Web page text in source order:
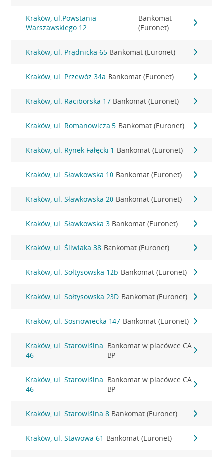
Kraków, ul.Powstania
Warszawskiego 12
Bankomat
(Euronet)
Kraków, ul. Prądnicka 65 Bankomat (Euronet)
Kraków, ul. Przewóz 34a Bankomat (Euronet)
Kraków, ul. Raciborska 17 Bankomat (Euronet)
Kraków, ul. Romanowicza 5 Bankomat (Euronet)
Kraków, ul. Rynek Fałęcki 1 Bankomat (Euronet)
Kraków, ul. Sławkowska 10 Bankomat (Euronet)
Kraków, ul. Sławkowska 20 Bankomat (Euronet)
Kraków, ul. Sławkowska 3 Bankomat (Euronet)
Kraków, ul. Śliwiaka 38 Bankomat (Euronet)
Kraków, ul. Sołtysowska 12b Bankomat (Euronet)
Kraków, ul. Sołtysowska 23D Bankomat (Euronet)
Kraków, ul. Sosnowiecka 147 Bankomat (Euronet)
Kraków, ul. Starowiślna
46
Bankomat w placówce CA
BP
Kraków, ul. Starowiślna
46
Bankomat w placówce CA
BP
Kraków, ul. Starowiślna 8 Bankomat (Euronet)
Kraków, ul. Stawowa 61 Bankomat (Euronet)